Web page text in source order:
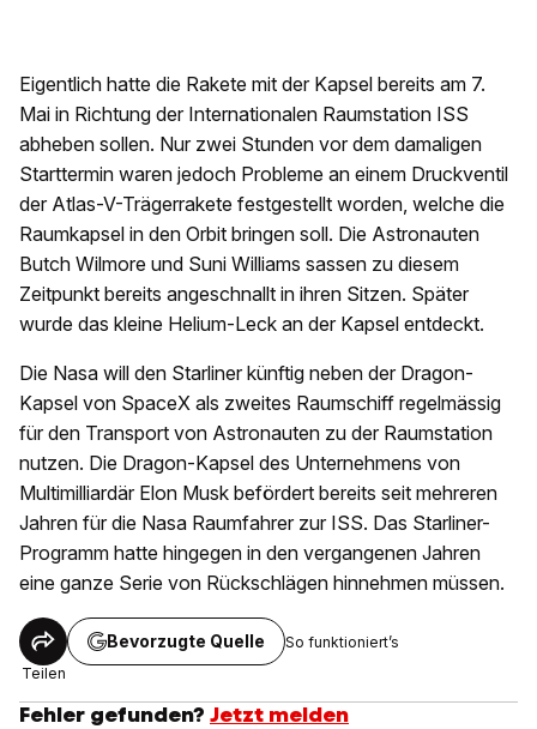
Eigentlich hatte die Rakete mit der Kapsel bereits am 7.
Mai in Richtung der Internationalen Raumstation ISS
abheben sollen. Nur zwei Stunden vor dem damaligen
Starttermin waren jedoch Probleme an einem Druckventil
der Atlas-V-Trägerrakete festgestellt worden, welche die
Raumkapsel in den Orbit bringen soll. Die Astronauten
Butch Wilmore und Suni Williams sassen zu diesem
Zeitpunkt bereits angeschnallt in ihren Sitzen. Später
wurde das kleine Helium-Leck an der Kapsel entdeckt.
Die Nasa will den Starliner künftig neben der Dragon-
Kapsel von SpaceX als zweites Raumschiff regelmässig
für den Transport von Astronauten zu der Raumstation
nutzen. Die Dragon-Kapsel des Unternehmens von
Multimilliardär Elon Musk befördert bereits seit mehreren
Jahren für die Nasa Raumfahrer zur ISS. Das Starliner-
Programm hatte hingegen in den vergangenen Jahren
eine ganze Serie von Rückschlägen hinnehmen müssen.
Teilen
Bevorzugte Quelle So funktioniert’s
Fehler gefunden? Jetzt melden